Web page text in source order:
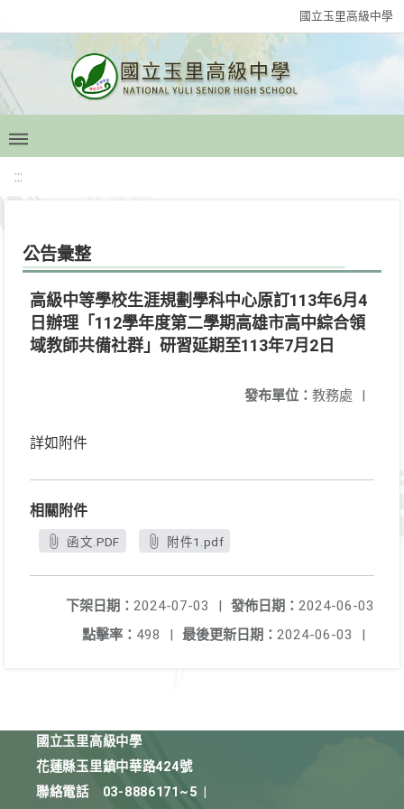
國立玉里高級中學
:::
公告彙整
高級中等學校生涯規劃學科中心原訂113年6月4
日辦理「112學年度第二學期高雄市高中綜合領
域教師共備社群」研習延期至113年7月2日
發布單位： 教務處 |
詳如附件
相關附件
函文.PDF 附件1.pdf
發佈日期： 2024-06-03
下架日期： 2024-07-03
|
最後更新日期： 2024-06-03 |
點擊率： 498 |
國立玉里高級中學
花蓮縣玉里鎮中華路424號
聯絡電話
03-8886171~5